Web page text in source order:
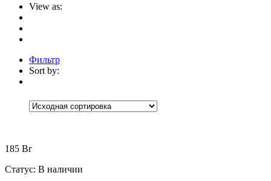
View as:
Фильтр
Sort by:
Категории Категории
185 Br
Статус: В наличии